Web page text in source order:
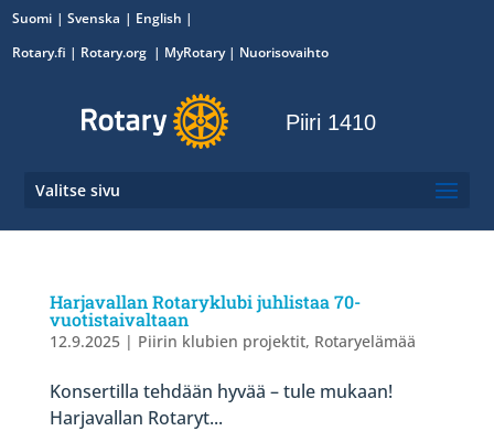
Suomi Svenska
English
Rotary.fi | Rotary.org | MyRotary| Nuorisovaihto
Piiri 1410
Valitse sivu
Harjavallan Rotaryklubi juhlistaa 70-
vuotistaivaltaan
12.9.2025| Piirin klubien projektit, Rotaryelämää
Konsertilla tehdään hyvää – tule mukaan!
Harjavallan Rotaryt...